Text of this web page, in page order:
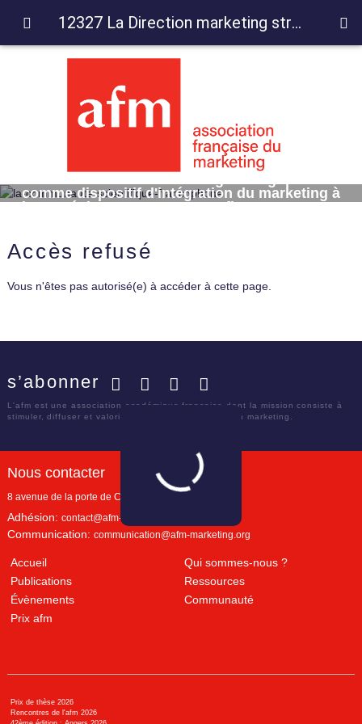
comme dispositif d'intégration du marketing à
la stratégie : Le cas LaSer-Cofinoga
Accès refusé
Vous n'êtes pas autorisé(e) à accéder à cette page.
s’abonner
L'afm est une association académique française dont la mission consiste à
stimuler, diffuser et valoriser le savoir scientifique en marketing.
Nous contacter
8 avenue de la porte de Champerret
Adhésion: contact@afm-marketing.org
Communication: communication@afm-marketing.org
Accueil
Qui sommes-nous ?
Publications
Ressources
Évènements
Communauté
Prix afm
Prix de thèse 2026
Rencontres de l'afm 2026
12327 La Direction marketing stratégique comme dispositif d'intégration du marketing à la stratégie : Le cas LaSer-Cofinoga